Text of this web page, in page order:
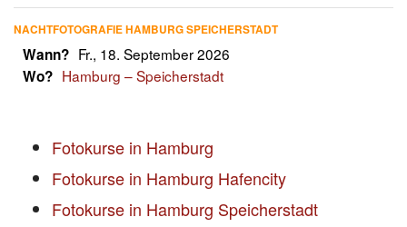
NACHTFOTOGRAFIE HAMBURG SPEICHERSTADT
Wann? Fr., 18. September 2026
Wo? Hamburg – Speicherstadt
Fotokurse in Hamburg
Fotokurse in Hamburg Hafencity
Fotokurse in Hamburg Speicherstadt